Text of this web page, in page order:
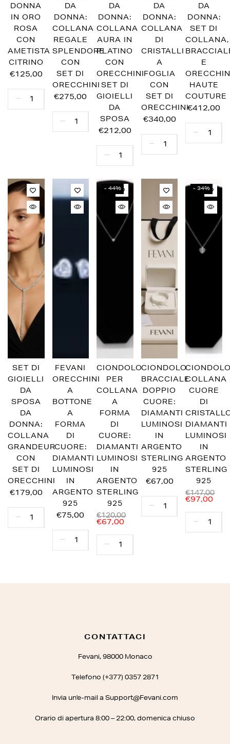
DONNA
IN ORO
ROSA
CON
AMETISTA
CITRINO
€125,00
DA
DONNA:
COLLANA
REGALE
SPLENDORE
CON
SET DI
ORECCHINI
€275,00
DA
DONNA:
COLLANA
AURA IN
PLATINO
CON
ORECCHINI
SET DI
GIOIELLI
DA
SPOSA
€212,00
DA
DONNA:
COLLANA
DI
CRISTALLI
A
FOGLIA
CON
SET DI
ORECCHINI
€340,00
DA
DONNA:
SET DI
COLLANA,
E
HAUTE
COUTURE
€412,00
SET DI
GIOIELLI
DA
SPOSA
DA
DONNA:
COLLANA
GRANDEUR
CON
SET DI
ORECCHINI
€179,00
FEVANI
ORECCHINI
A
BOTTONE
A
FORMA
DI
CUORE:
DIAMANTI
LUMINOSI
IN
ARGENTO
925
€75,00
- 44%
CIONDOLO
PER
COLLANA
A
FORMA
DI
CUORE:
DIAMANTI
LUMINOSI
IN
ARGENTO
STERLING
925
€120,00
€67,00
CIONDOLO
BRACCIALE
DOPPIO
CUORE:
DIAMANTI
LUMINOSI
IN
ARGENTO
STERLING
925
€67,00
- 34%
COLLANA
CUORE
DI
DIAMANTI
LUMINOSI
IN
ARGENTO
STERLING
925
€147,00
€97,00
CONTATTACI
Fevani, 98000 Monaco
Telefono (+377) 0357 2871
Invia un'e-mail a Support@Fevani.com
Orario di apertura 8:00 – 22:00, domenica chiuso